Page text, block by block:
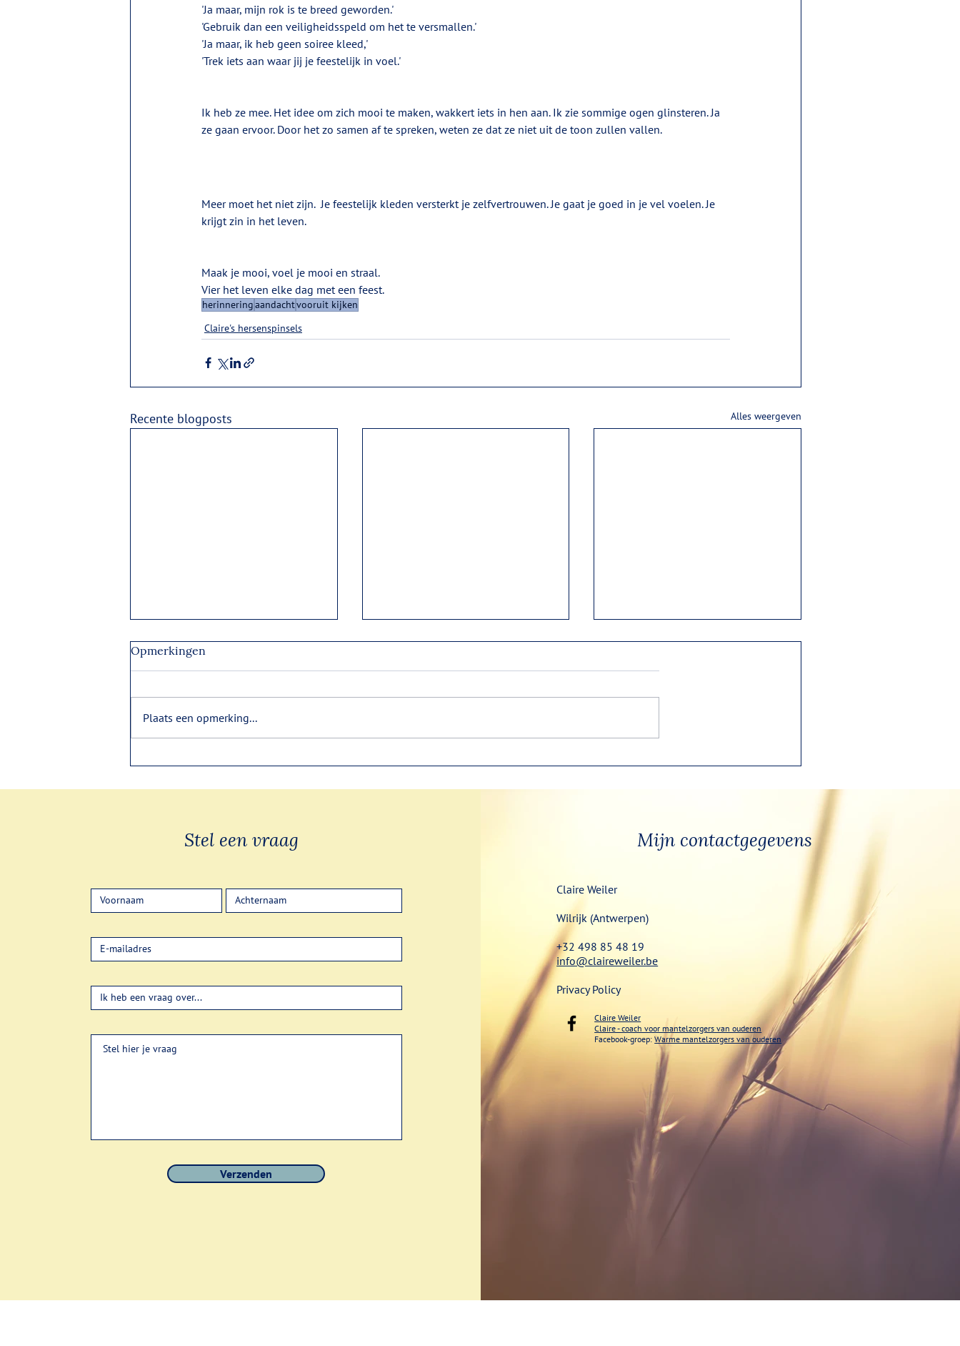
'Ja maar, mijn rok is te breed geworden.'
'Gebruik dan een veiligheidsspeld om het te versmallen.'
'Ja maar, ik heb geen soiree kleed,'
'Trek iets aan waar jij je feestelijk in voel.'
Ik heb ze mee. Het idee om zich mooi te maken, wakkert iets in hen aan. Ik zie sommige ogen glinsteren. Ja
ze gaan ervoor. Door het zo samen af te spreken, weten ze dat ze niet uit de toon zullen vallen.
Meer moet het niet zijn.  Je feestelijk kleden versterkt je zelfvertrouwen. Je gaat je goed in je vel voelen. Je
krijgt zin in het leven.
Maak je mooi, voel je mooi en straal.
Vier het leven elke dag met een feest.
herinneringaandachtvooruit kijken
Claire's hersenspinsels
Recente blogposts Alles weergeven
Kleine gelukjes
Opmerkingen
Plaats een opmerking...
Stel een vraag
Verzenden
Mijn contactgegevens
Claire Weiler
Wilrijk (Antwerpen)
+32 498 85 48 19
info@claireweiler.be
Privacy Policy
Claire Weiler
Claire - coach voor mantelzorgers van ouderen
Facebook-groep:Warme mantelzorgers van ouderen